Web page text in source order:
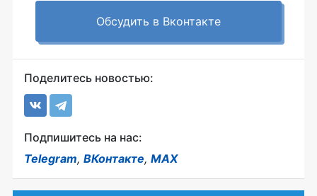
Обсудить в Вконтакте
Поделитесь новостью:
Подпишитесь на нас:
Telegram, ВКонтакте, MAX